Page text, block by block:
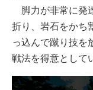
脚力が非常に発
折り、岩石をかち
っ込んで蹴り技を
戦法を得意として